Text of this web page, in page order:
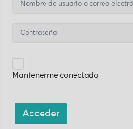
Mantenerme conectado
Acceder